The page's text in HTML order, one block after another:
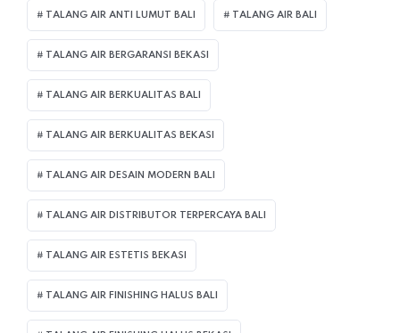
TALANG AIR ANTI LUMUT BALI TALANG AIR BALI
TALANG AIR BERGARANSI BEKASI
TALANG AIR BERKUALITAS BALI
TALANG AIR BERKUALITAS BEKASI
TALANG AIR DESAIN MODERN BALI
TALANG AIR DISTRIBUTOR TERPERCAYA BALI
TALANG AIR ESTETIS BEKASI
TALANG AIR FINISHING HALUS BALI